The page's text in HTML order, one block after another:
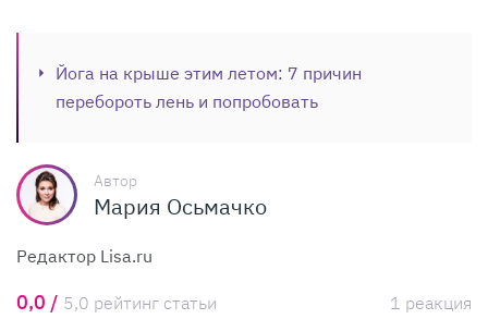
Йога на крыше этим летом: 7 причин
перебороть лень и попробовать
Автор
Мария Осьмачко
Редактор Lisa.ru
0,0 / 5,0 рейтинг статьи
1 реакция